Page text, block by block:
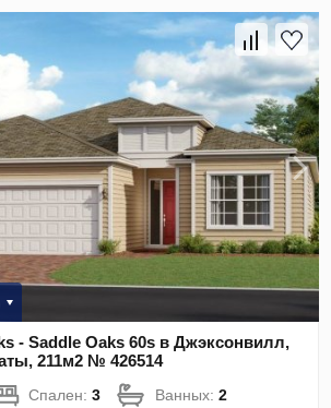
- Saddle Oaks 60s в Джэксонвилл,
211м2 № 426514
Спален:3 Ванных:2